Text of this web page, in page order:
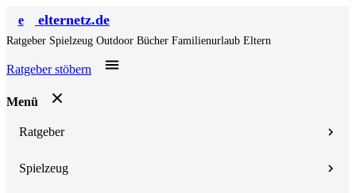
e elternetz.de
Ratgeber Spielzeug Outdoor Bücher Familienurlaub Eltern
Ratgeber stöbern
Menü
Ratgeber
Spielzeug